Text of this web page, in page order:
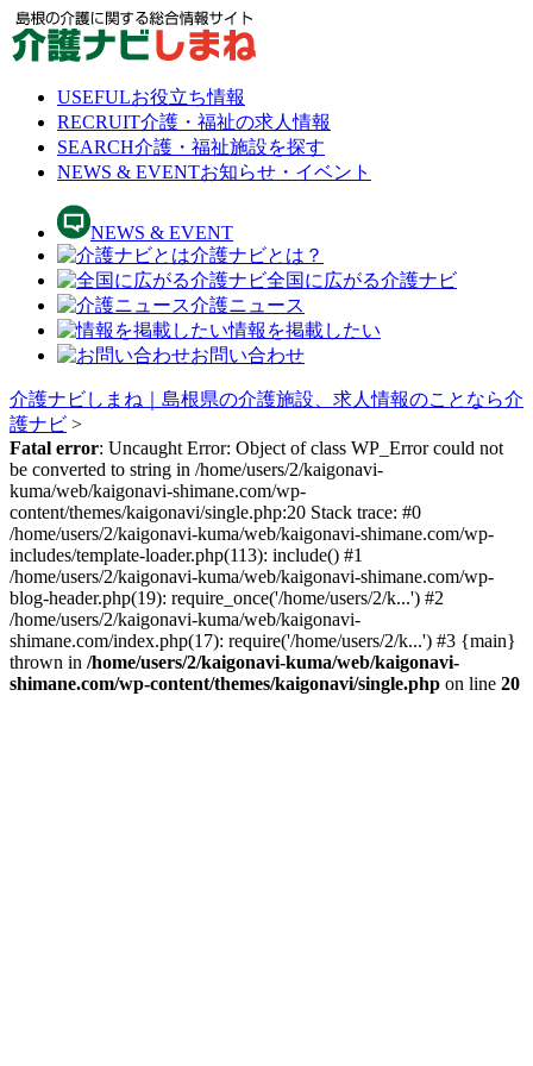
Skip
to
content
USEFULお役立ち情報
RECRUIT介護・福祉の求人情報
SEARCH介護・福祉施設を探す
NEWS & EVENTお知らせ・イベント
NEWS & EVENT
介護ナビとは？
全国に広がる介護ナビ
介護ニュース
情報を掲載したい
お問い合わせ
介護ナビしまね｜島根県の介護施設、求人情報のことなら介
護ナビ >
Fatal error: Uncaught Error: Object of class WP_Error could not
be converted to string in /home/users/2/kaigonavi-
kuma/web/kaigonavi-shimane.com/wp-
content/themes/kaigonavi/single.php:20 Stack trace: #0
/home/users/2/kaigonavi-kuma/web/kaigonavi-shimane.com/wp-
includes/template-loader.php(113): include() #1
/home/users/2/kaigonavi-kuma/web/kaigonavi-shimane.com/wp-
blog-header.php(19): require_once('/home/users/2/k...') #2
/home/users/2/kaigonavi-kuma/web/kaigonavi-
shimane.com/index.php(17): require('/home/users/2/k...') #3 {main}
thrown in /home/users/2/kaigonavi-kuma/web/kaigonavi-
shimane.com/wp-content/themes/kaigonavi/single.php on line 20